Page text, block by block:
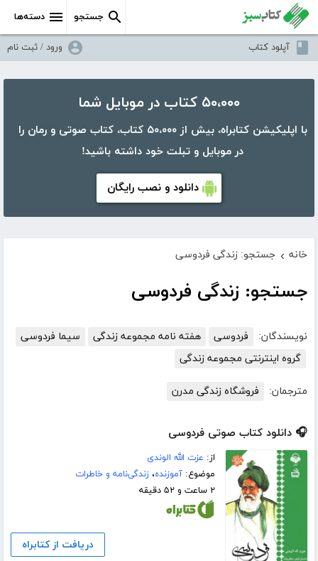
دسته‌ها جستجو
آپلود کتاب ورود / ثبت نام
۵۰،۰۰۰ کتاب در موبایل شما
با اپلیکیشن کتابراه، بیش از ۵۰،۰۰۰ کتاب، کتاب صوتی و رمان را
در موبایل و تبلت خود داشته باشید!
دانلود و نصب رایگان
خانه › جستجو: زندگی فردوسی
جستجو: زندگی فردوسی
نویسندگان: فردوسی هفته نامه مجموعه زندگی
سیما فردوسی
گروه اینترنتی مجموعه زندگی
مترجمان: فروشگاه زندگی مدرن
🎧 دانلود کتاب صوتی فردوسی
از: عزت الله الوندی
موضوع:آموزنده،زندگی‌نامه و خاطرات
۲ ساعت و ۵۲ دقیقه
دریافت از کتابراه